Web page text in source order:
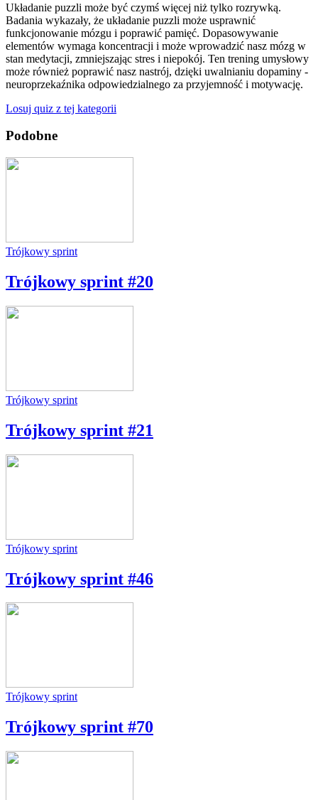
Układanie puzzli może być czymś więcej niż tylko rozrywką.
Badania wykazały, że układanie puzzli może usprawnić
funkcjonowanie mózgu i poprawić pamięć. Dopasowywanie
elementów wymaga koncentracji i może wprowadzić nasz mózg w
stan medytacji, zmniejszając stres i niepokój. Ten trening umysłowy
może również poprawić nasz nastrój, dzięki uwalnianiu dopaminy -
neuroprzekaźnika odpowiedzialnego za przyjemność i motywację.
Losuj quiz z tej kategorii
Podobne
Trójkowy sprint
Trójkowy sprint #20
Trójkowy sprint
Trójkowy sprint #21
Trójkowy sprint
Trójkowy sprint #46
Trójkowy sprint
Trójkowy sprint #70